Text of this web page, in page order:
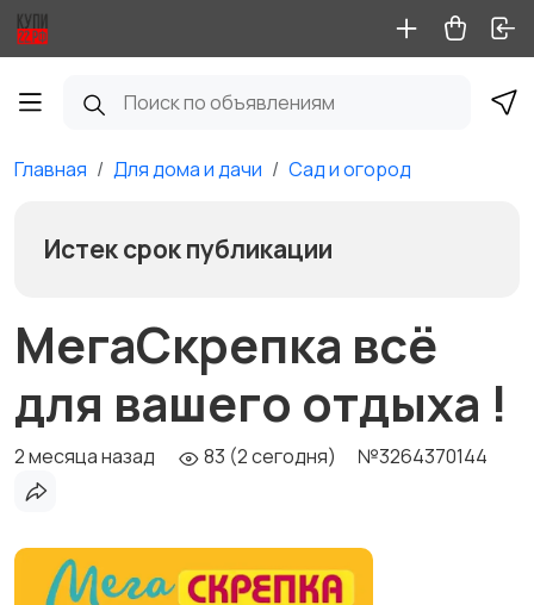
Главная Для дома и дачи Сад и огород
Истек срок публикации
МегаСкрепка всё
для вашего отдыха !
2 месяца назад 83 (2 сегодня) №3264370144